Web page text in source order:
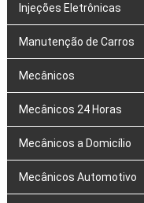
Injeções Eletrônicas
Manutenção de Carros
Mecânicos
Mecânicos 24 Horas
Mecânicos a Domicílio
Mecânicos Automotivo